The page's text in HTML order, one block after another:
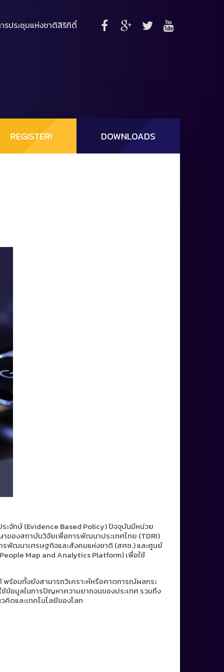
รประชุมแห่งชาติสิริกิติ์
REGISTER! DOWNLOADS
จักษ์ (Evidence Based Policy) ปัจจุบันมีหน่วย
ของสถาบันวิจัยเพื่อการพัฒนาประเทศไทย (TDRI)
พัฒนาเศรษฐกิจและสังคมแห่งชาติ (สศช.) และศูนย์
Map and Analytics Platform) เพื่อใช้
ร้อมทั้งยังสามารถวิเคราะห์หรือคาดการณ์ผลกระ
ข้อมูลในการปัญหาความยากจนของประเทศ รวมถึง
ดและเทคโนโลยีของโลก